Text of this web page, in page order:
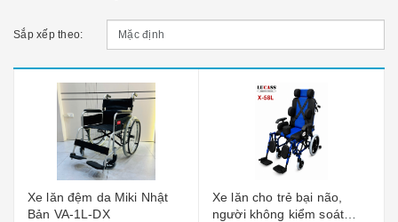
Sắp xếp theo:
Xe lăn đệm da Miki Nhật
Bản VA-1L-DX
Xe lăn cho trẻ bại não,
người không kiểm soát